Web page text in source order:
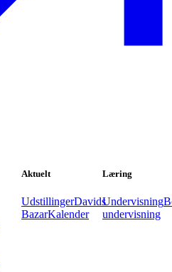
Aktuelt
UdstillingerDavids
BazarKalender
Læring
Undervisning
undervisning